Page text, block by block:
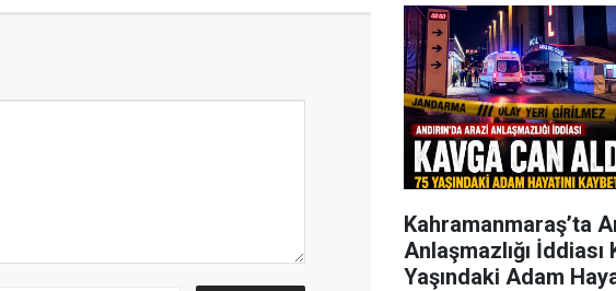
Kahramanmaraş’ta
Anlaşmazlığı İddiası
Yaşındaki Adam